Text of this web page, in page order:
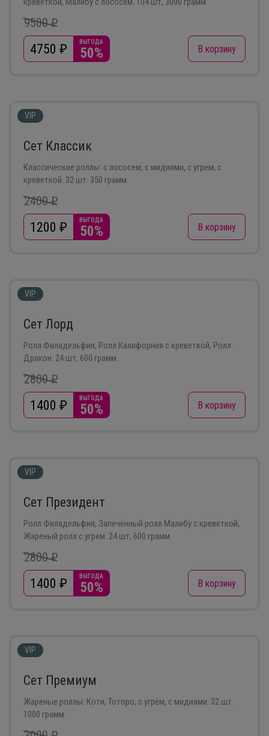
9500 ₽
4750 ₽ ВЫГОДА
50% В корзину
VIP
Сет Классик
Классические роллы: с лососем, с мидиями, с угрем, с
креветкой. 32 шт. 350 грамм.
2400 ₽
1200 ₽ ВЫГОДА
50% В корзину
VIP
Сет Лорд
Ролл Филадельфия, Ролл Калифорния с креветкой, Ролл
Дракон. 24 шт, 600 грамм.
2800 ₽
1400 ₽ ВЫГОДА
50% В корзину
VIP
Сет Президент
Ролл Филадельфия, Запечённый ролл Малибу с креветкой,
Жареный ролл с угрем. 24 шт, 600 грамм.
2800 ₽
1400 ₽ ВЫГОДА
50% В корзину
VIP
Сет Премиум
Жареные роллы: Коти, Тоторо, с угрём, с мидиями. 32 шт.
1000 грамм.